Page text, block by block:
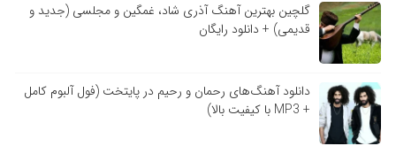
گلچین بهترین آهنگ آذری شاد، غمگین و مجلسی (جدید و
قدیمی) + دانلود رایگان
دانلود آهنگ‌های رحمان و رحیم در پایتخت (فول آلبوم کامل
+ MP3 با کیفیت بالا)